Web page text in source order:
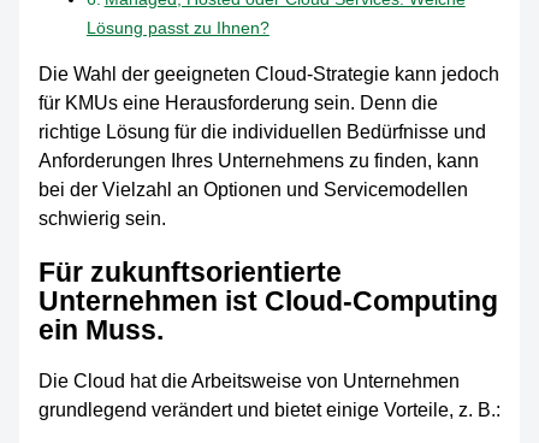
Lösung passt zu Ihnen?
Die Wahl der geeigneten Cloud-Strategie kann jedoch
für KMUs eine Herausforderung sein. Denn die
richtige Lösung für die individuellen Bedürfnisse und
Anforderungen Ihres Unternehmens zu finden, kann
bei der Vielzahl an Optionen und Servicemodellen
schwierig sein.
Für zukunftsorientierte
Unternehmen ist Cloud-Computing
ein Muss.
Die Cloud hat die Arbeitsweise von Unternehmen
grundlegend verändert und bietet einige Vorteile, z. B.: